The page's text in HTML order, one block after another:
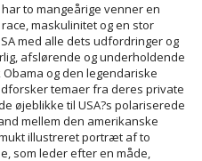
to mangeårige venner en
maskulinitet og en stor
med alle dets udfordringer og
afslørende og underholdende
og den legendariske
temaer fra deres private
øjeblikke til USA?s polariserede
mellem den amerikanske
illustreret portræt af to
som leder efter en måde,